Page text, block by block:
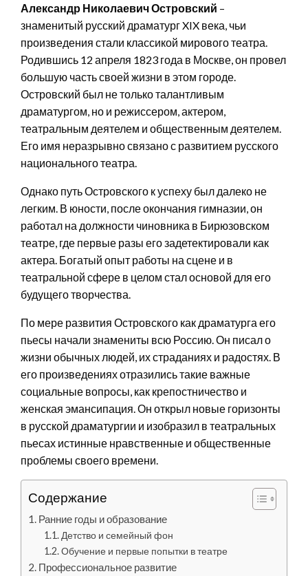
Александр Николаевич Островский –
знаменитый русский драматург XIX века, чьи
произведения стали классикой мирового театра.
Родившись 12 апреля 1823 года в Москве, он провел
большую часть своей жизни в этом городе.
Островский был не только талантливым
драматургом, но и режиссером, актером,
театральным деятелем и общественным деятелем.
Его имя неразрывно связано с развитием русского
национального театра.
Однако путь Островского к успеху был далеко не
легким. В юности, после окончания гимназии, он
работал на должности чиновника в Бирюзовском
театре, где первые разы его задетектировали как
актера. Богатый опыт работы на сцене и в
театральной сфере в целом стал основой для его
будущего творчества.
По мере развития Островского как драматурга его
пьесы начали знамениты всю Россию. Он писал о
жизни обычных людей, их страданиях и радостях. В
его произведениях отразились такие важные
социальные вопросы, как крепостничество и
женская эмансипация. Он открыл новые горизонты
в русской драматургии и изобразил в театральных
пьесах истинные нравственные и общественные
проблемы своего времени.
Содержание
Ранние годы и образование
Детство и семейный фон
Обучение и первые попытки в театре
Профессиональное развитие